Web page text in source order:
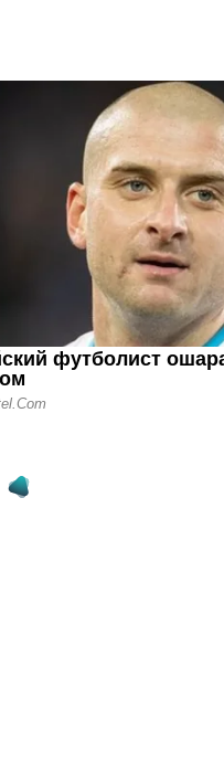
лет
и
для